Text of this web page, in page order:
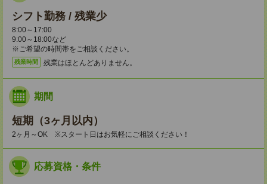
シフト勤務 / 残業少
8:00～17:00
9:00～18:00など
※ご希望の時間帯をご相談ください。
残業時間 残業はほとんどありません。
期間
短期（3ヶ月以内）
2ヶ月～OK ※スタート日はお気軽にご相談ください！
応募資格・条件